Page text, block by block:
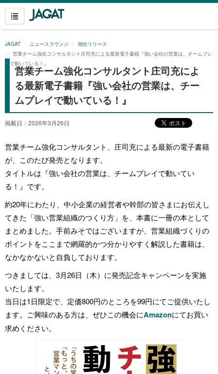
JAGAT ニュースラウンジ
他社リリース
営業チーム強化コンサルタント庄司充による最新電子書籍『強い会社の営業は、チームプレ
イで動いている！』
営業チーム強化コンサルタント庄司充によ
る最新電子書籍『強い会社の営業は、チー
ムプレイで動いている！』
掲載日：2026年3月26日
営業チーム強化コンサルタント、庄司充による最新の電子書籍
が、このたび発売となります。
タイトルは『強い会社の営業は、チームプレイで動いてい
る！』です。
約20年にわたり、中小企業の経営者や幹部の皆さまにお伝えし
てきた「強い営業組織のつくり方」を、本書に一冊の本として
まとめました。手前みそではございますが、営業組織づくりの
ポイントをここまで網羅的かつ分かりやすく解説した書籍は、
なかなかないと自負しております。
つきましては、3月26日（木）に発売記念キャンペーンを実施
いたします。
当日は1日限定で、定価800円のところを99円にてご提供いたし
ます。ご興味のある方は、ぜひこの機会にAmazonにてお買い
求めください。